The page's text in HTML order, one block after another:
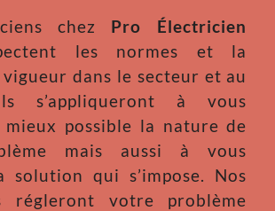
chez Pro Électricien
les normes et la
dans le secteur et au
s’appliqueront à vous
mieux possible la nature de
mais aussi à vous
solution qui s’impose. Nos
régleront votre problème